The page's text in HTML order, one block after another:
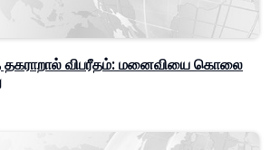
தகராறால் விபரீதம்: மனைவியை கொலை